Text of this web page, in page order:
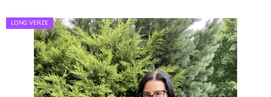
LONG VERZE